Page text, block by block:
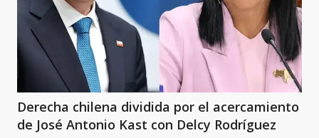
Derecha chilena dividida por el acercamiento
de José Antonio Kast con Delcy Rodríguez